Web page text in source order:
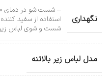
نگهداری
استفاده از سفید
شست و شوی لباس زیر
مدل لباس زیر بالاتنه